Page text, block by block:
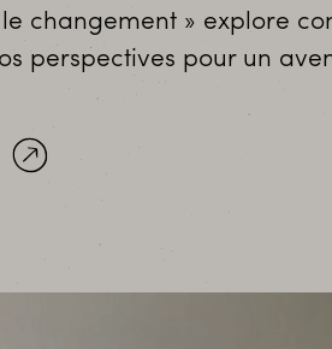
le changement » explore
perspectives pour un